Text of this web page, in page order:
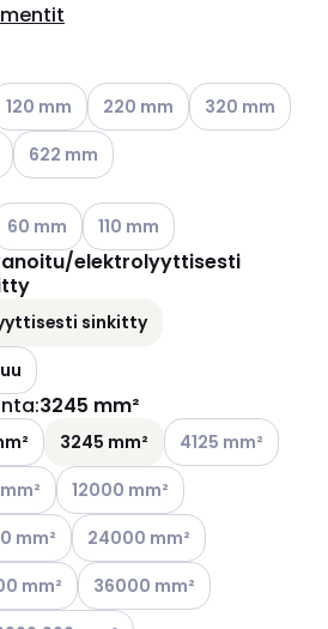
vaihtoehdot
käytettävissä olevat vaihtoehdot
120 mm Katso käytettävissä olevat
220 mm Katso
320 mm
vaihtoehdotolevat vaihtoehdot
Katso käytettävissä olevat
622 mm
vaihtoehdot
käytettävissä olevat vaihtoehdot
60 mm Katso käytettävissä olevat
110 mm
elektrolyyttisesti
sinkitty
:3245 mm²
vaihtoehdot
3245 mm² Katso
4125 mm²
vaihtoehdotolevat vaihtoehdot
Katso käytettävissä olevat
12000 mm²
vaihtoehdotolevat vaihtoehdot
mm² Katso käytettävissä olevat
24000 mm²
vaihtoehdotolevat vaihtoehdot
mm² Katso käytettävissä olevat
36000 mm²
vaihtoehdotolevat vaihtoehdot